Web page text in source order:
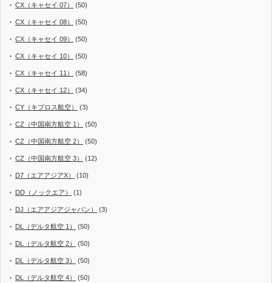
CX（キャセイ 07） (50)
CX（キャセイ 08） (50)
CX（キャセイ 09） (50)
CX（キャセイ 10） (50)
CX（キャセイ 11） (58)
CX（キャセイ 12） (34)
CY（キプロス航空） (3)
CZ（中国南方航空 1） (50)
CZ（中国南方航空 2） (50)
CZ（中国南方航空 3） (12)
D7（エアアジアX） (10)
DD（ノックエア） (1)
DJ（エアアジアジャパン） (3)
DL（デルタ航空 1） (50)
DL（デルタ航空 2） (50)
DL（デルタ航空 3） (50)
DL（デルタ航空 4） (50)